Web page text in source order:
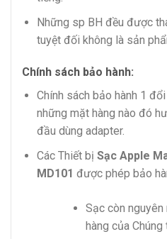
Những sp BH đều được
tuyệt đối không là sản
Chính sách bảo hành:
Chính sách bảo hành 1
những mặt hàng nào đó
đầu dùng adapter.
Các Thiết bị Sạc Apple
MD101 được phép bảo
Sạc còn nguyên
hàng của Chúng